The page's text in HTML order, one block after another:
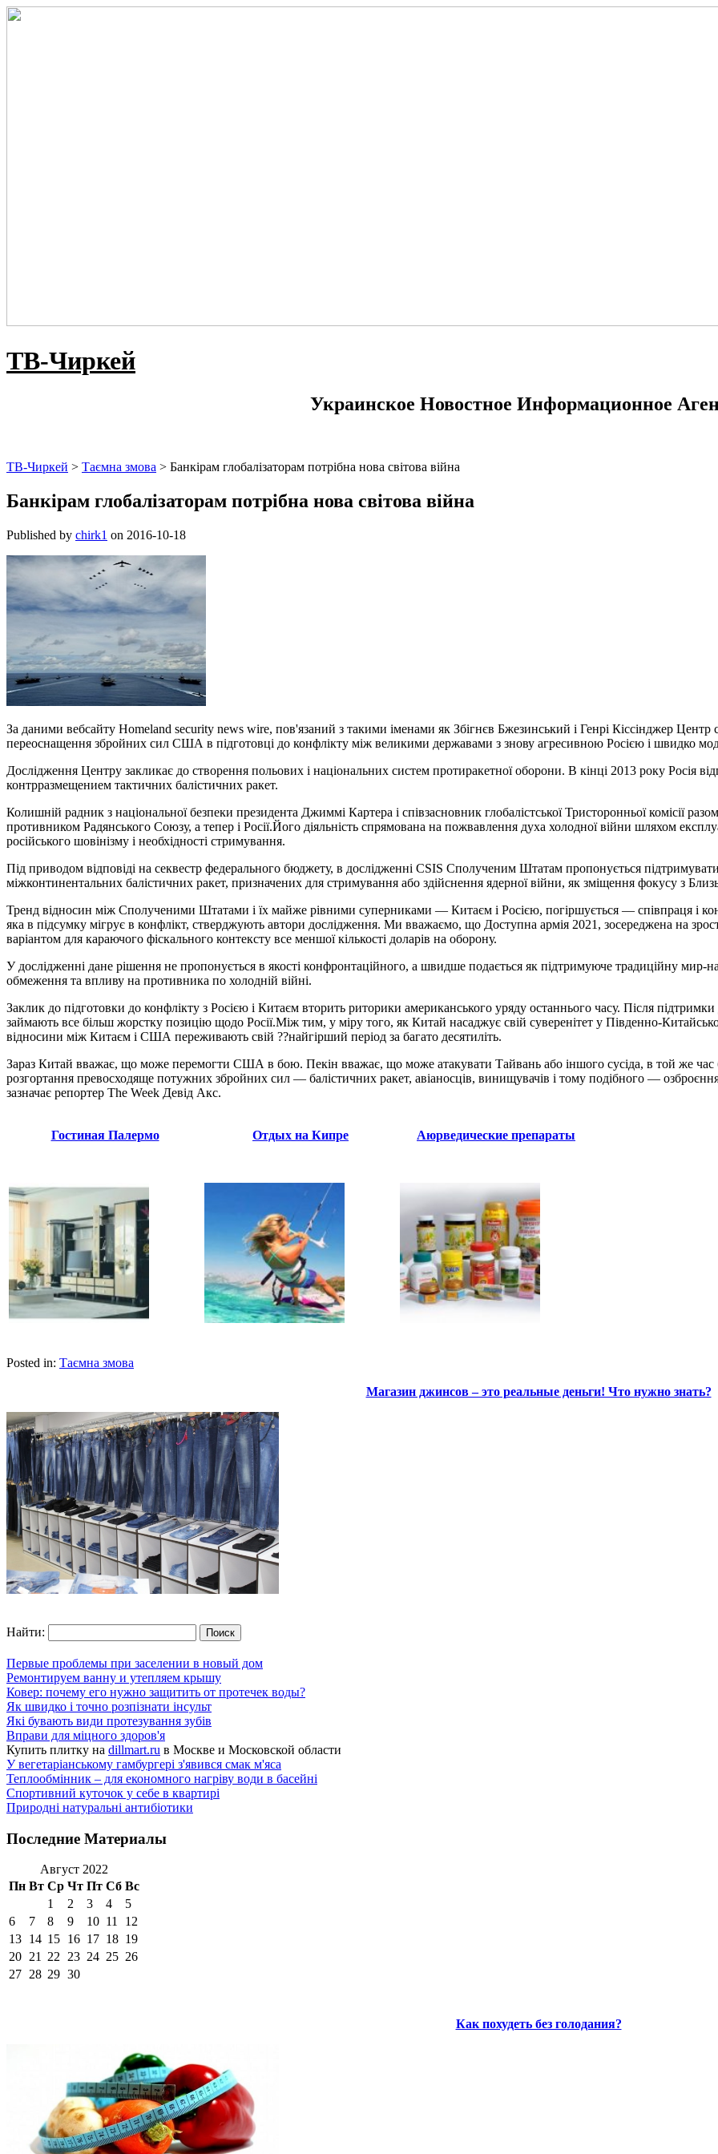
ТВ-Чиркей
Украинское Новостное Информационное
ТВ-Чиркей > Таємна змова > Банкірам глобалізаторам потрібна нова світова війна
Банкірам глобалізаторам потрібна нова світова війна
Published by chirk1 on 2016-10-18
За даними вебсайту Homeland security news wire, пов'язаний з такими іменами як Збігнєв Бжезинський і Генрі Кіссінджер Центр
переоснащення збройних сил США в підготовці до конфлікту між великими державами з знову агресивною Росією і швидко
Дослідження Центру закликає до створення польових і національних систем протиракетної оборони. В кінці 2013 року Росія
контрразмещением тактичних балістичних ракет.
Колишній радник з національної безпеки президента Джиммі Картера і співзасновник глобалістської Тристоронньої комісії
противником Радянського Союзу, а тепер і Росії.Його діяльність спрямована на пожвавлення духа холодної війни шляхом
російського шовінізму і необхідності стримування.
Під приводом відповіді на секвестр федерального бюджету, в дослідженні CSIS Сполученим Штатам пропонується підтримувати
міжконтинентальних балістичних ракет, призначених для стримування або здійснення ядерної війни, як зміщення фокусу з
Тренд відносин між Сполученими Штатами і їх майже рівними суперниками — Китаєм і Росією, погіршується — співпраця і
яка в підсумку мігрує в конфлікт, стверджують автори дослідження. Ми вважаємо, що Доступна армія 2021, зосереджена на
варіантом для караючого фіскального контексту все меншої кількості доларів на оборону.
У дослідженні дане рішення не пропонується в якості конфронтаційного, а швидше подається як підтримуюче традиційну мир-
обмеження та впливу на противника по холодній війні.
Заклик до підготовки до конфлікту з Росією і Китаєм вторить риторики американського уряду останнього часу. Після
займають все більш жорстку позицію щодо Росії.Між тим, у міру того, як Китай насаджує свій суверенітет у Південно-
відносини між Китаєм і США переживають свій ??найгірший період за багато десятиліть.
Зараз Китай вважає, що може перемогти США в бою. Пекін вважає, що може атакувати Тайвань або іншого сусіда, в той же
розгортання превосходяще потужних збройних сил — балістичних ракет, авіаносців, винищувачів і тому подібного —
зазначає репортер The Week Девід Акс.
Гостиная Палермо Отдых на Кипре Аюрведические препараты
Posted in: Таємна змова
Магазин джинсов – это реальные деньги! Что нужно знать?
Найти:
Первые проблемы при заселении в новый дом
Ремонтируем ванну и утепляем крышу
Ковер: почему его нужно защитить от протечек воды?
Як швидко і точно розпізнати інсульт
Які бувають види протезування зубів
Вправи для міцного здоров'я
Купить плитку на dillmart.ru в Москве и Московской области
У вегетаріанському гамбургері з'явився смак м'яса
Теплообмінник – для економного нагріву води в басейні
Спортивний куточок у себе в квартирі
Природні натуральні антибіотики
Последние Материалы
Август 2022
Пн Вт Ср Чт Пт Сб Вс
1
2 3 4
5
6
7 8 9 10 11
12
13 14 15 16 17 18 19
20 21 22 23 24 25 26
27 28 29 30
Как похудеть без голодания?